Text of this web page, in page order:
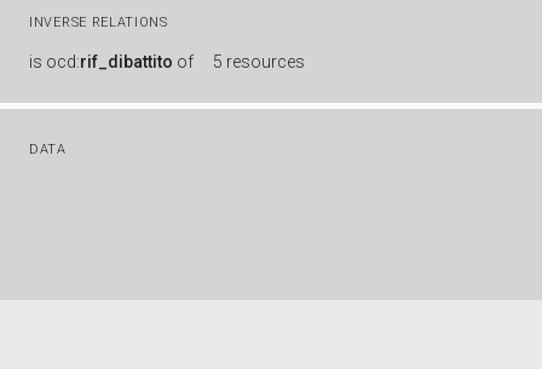
INVERSE RELATIONS
is ocd:rif_dibattito of 5 resources
DATA